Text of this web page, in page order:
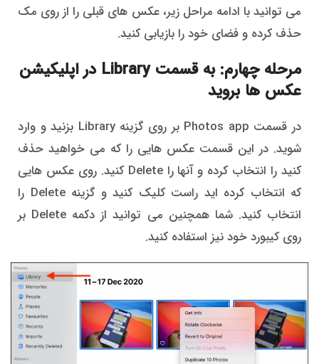
می توانید با ادامه مراحل زیر، عکس های قبلی را از روی مک
حذف کرده و فضای خود را بازیابی کنید.
مرحله چهارم: به قسمت Library در اپلیکیشن
عکس ها بروید
در قسمت Photos app بر روی گزینه Library بزنید و وارد
شوید. در این قسمت عکس هایی را که می خواهید حذف
کنید را انتخاب کرده و آنها را Delete کنید. روی عکس هایی
که انتخاب کرده اید راست کلیک کنید و گزینه Delete را
انتخاب کنید. شما همچنین می توانید از دکمه Delete بر
روی کیبورد خود نیز استفاده کنید.